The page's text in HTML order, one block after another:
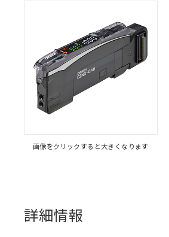
画像をクリックすると大きくなります
詳細情報